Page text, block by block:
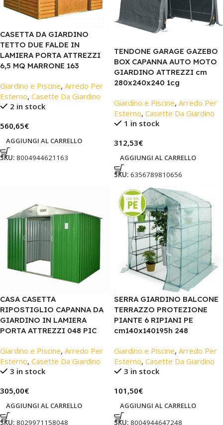
CASETTA DA GIARDINO
TETTO DUE FALDE IN
LAMIERA PORTA ATTREZZI
6,5 MQ MARRONE 163
Giardino e Piscine, Arredo Per
Esterno, Casette Da Giardino
2 in stock
560,65€
AGGIUNGI AL CARRELLO
SKU: 8004944621163
TENDONE GARAGE GAZEBO
BOX CAPANNA AUTO MOTO
GIARDINO ATTREZZI cm
280x240x240 1cg
Giardino e Piscine, Arredo Per
Esterno, Casette Da Giardino
1 in stock
312,53€
AGGIUNGI AL CARRELLO
SKU: 6356789810656
CASA CASETTA
RIPOSTIGLIO CAPANNA DA
GIARDINO IN LAMIERA
PORTA ATTREZZI 048 PIC
Giardino e Piscine, Arredo Per
Esterno, Casette Da Giardino
3 in stock
305,00€
AGGIUNGI AL CARRELLO
SKU: 8029971158048
SERRA GIARDINO BALCONE
TERRAZZO PROTEZIONE
PIANTE 6 RIPIANI PE
cm140x140195h 248
Giardino e Piscine, Arredo Per
Esterno, Casette Da Giardino
3 in stock
101,50€
AGGIUNGI AL CARRELLO
SKU: 8004944647248